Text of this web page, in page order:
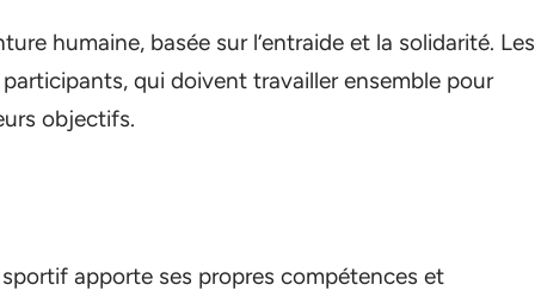
humaine, basée sur l’entraide et la solidarité. Les
qui doivent travailler ensemble pour
objectifs.
apporte ses propres compétences et